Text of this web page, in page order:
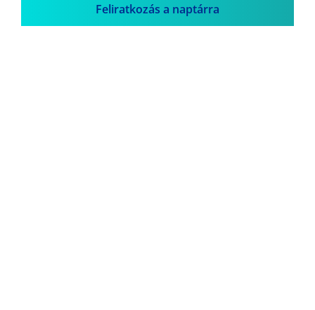
Feliratkozás a naptárra